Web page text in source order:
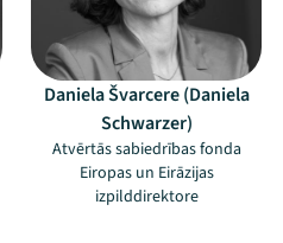
Daniela Švarcere (Daniela
Schwarzer)
Atvērtās sabiedrības fonda
Eiropas un Eirāzijas
izpilddirektore